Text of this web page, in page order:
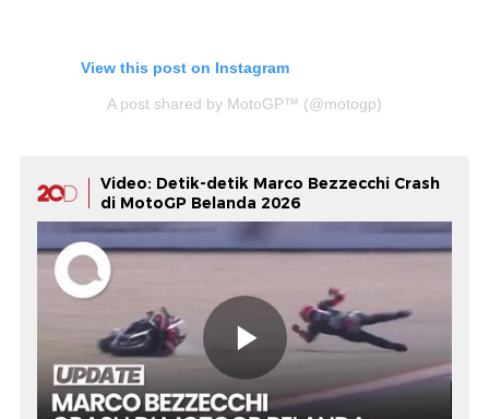
View this post on Instagram
A post shared by MotoGP™ (@motogp)
Video: Detik-detik Marco Bezzecchi Crash
di MotoGP Belanda 2026